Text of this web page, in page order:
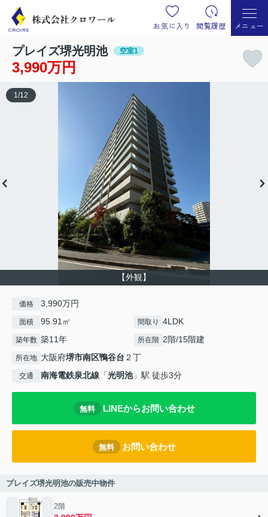
お気に入り 閲覧履歴 メニュー
プレイズ堺光明池 空室1
3,990万円
【外観】
1 /12
価格 3,990万円
面積 95.91㎡ 間取り 4LDK
築年数 築11年 所在階 2階/15階建
所在地 大阪府堺市南区鴨谷台 ２丁
交通 南海電鉄泉北線 「光明池」駅 徒歩3分
無料 LINEからお問い合わせ
無料 お問い合わせ
プレイズ堺光明池の販売中物件
2階